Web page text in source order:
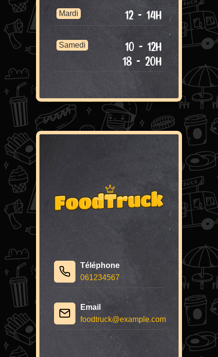
Mardi 12 - 14h
Samedi
10 - 12h
18 - 20h
Téléphone
061234567
Email
foodtruck@example.com